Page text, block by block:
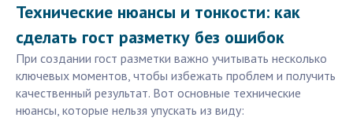
Технические нюансы и тонкости: как
сделать гост разметку без ошибок
При создании гост разметки важно учитывать несколько
ключевых моментов, чтобы избежать проблем и получить
качественный результат. Вот основные технические
нюансы, которые нельзя упускать из виду: